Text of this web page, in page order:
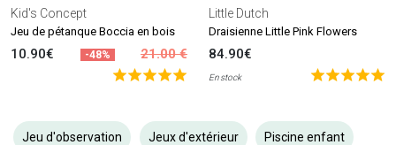
Kid's Concept
Jeu de pétanque Boccia en bois
10.90€ -48% 21.00 €
Little Dutch
Draisienne Little Pink Flowers
84.90€
En stock
Jeu d'observation Jeux d'extérieur Piscine enfant